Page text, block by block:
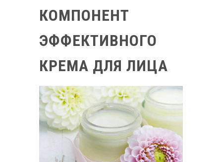
КОМПОНЕНТ
ЭФФЕКТИВНОГО
КРЕМА ДЛЯ ЛИЦА